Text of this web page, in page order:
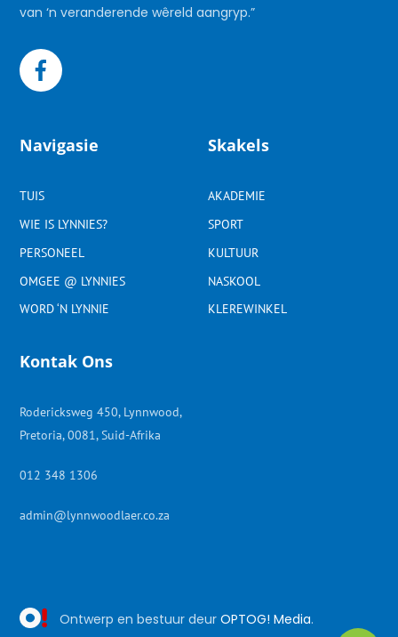
van ‘n veranderende wêreld aangryp.”
Navigasie
TUIS
WIE IS LYNNIES?
PERSONEEL
OMGEE @ LYNNIES
WORD ‘N LYNNIE
Skakels
AKADEMIE
SPORT
KULTUUR
NASKOOL
KLEREWINKEL
Kontak Ons
Rodericksweg 450, Lynnwood,
Pretoria, 0081, Suid-Afrika
012 348 1306
admin@lynnwoodlaer.co.za
Ontwerp en bestuur deurOPTOG! Media.